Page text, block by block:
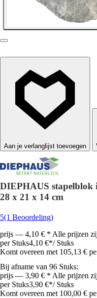
DIEPHAUS stapelblok
28 x 21 x 14 cm
5(1 Beoordeling)
prijs — 4,10 € * Alle prijzen
per Stuks4,10 €*/ Stuks
Komt overeen met 105,13 €
Bij afname van 96 Stuks:
prijs — 3,90 € * Alle prijzen
per Stuks3,90 €*/ Stuks
Komt overeen met 100,00 €